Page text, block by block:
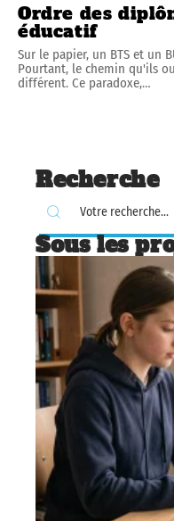
Ordre des
éducatif
Sur le papier, un BTS et un
Pourtant, le chemin qu'ils
différent. Ce paradoxe,…
Recherche
Sous les